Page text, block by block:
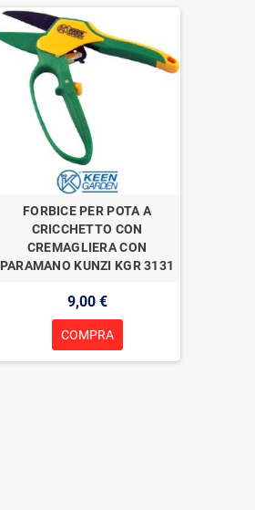
FORBICE PER POTA A
CRICCHETTO CON
CREMAGLIERA CON
PARAMANO KUNZI KGR 3131
9,00 €
COMPRA